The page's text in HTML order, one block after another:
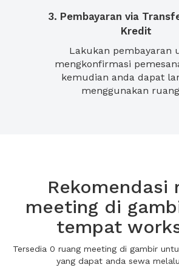
3. Pembayaran via
Kredit
Lakukan pembayaran
mengkonfirmasi
kemudian anda dapat
menggunakan
Rekomendasi
meeting di
tempat
Tersedia 0 ruang meeting di gambir
yang dapat anda sewa